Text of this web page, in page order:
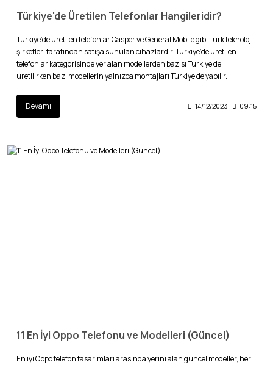
Türkiye'de Üretilen Telefonlar Hangileridir?
Türkiye’de üretilen telefonlar Casper ve General Mobile gibi Türk teknoloji
şirketleri tarafından satışa sunulan cihazlardır. Türkiye’de üretilen
telefonlar kategorisinde yer alan modellerden bazısı Türkiye’de
üretilirken bazı modellerin yalnızca montajları Türkiye’de yapılır.
Devamı 14/12/2023 09:15
11 En İyi Oppo Telefonu ve Modelleri (Güncel)
En iyi Oppo telefon tasarımları arasında yerini alan güncel modeller, her